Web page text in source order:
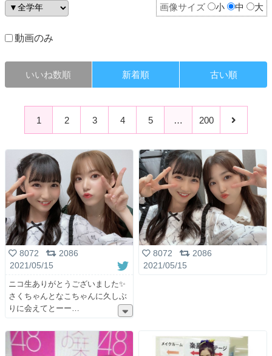
画像サイズ 小 中 大
動画のみ
いいね数順 新着順 古い順
1 2 3 4 5 … 200
8072
2086
2021/05/15
ニコ生ありがとうございました✨
さくちゃんとなこちゃんに久しぶ
りに会えてとーー
8072
2086
2021/05/15